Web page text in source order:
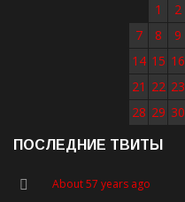
1 2
7
8 9
14 15 16
21 22 23
28 29 30
ПОСЛЕДНИЕ ТВИТЫ
About 57 years ago